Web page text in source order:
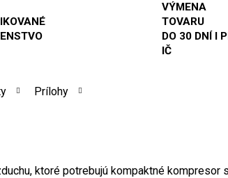
VÝMENA
TOVARU
DO 30 DNÍ I
IČ
Prílohy
ktoré potrebujú kompaktné kompresor